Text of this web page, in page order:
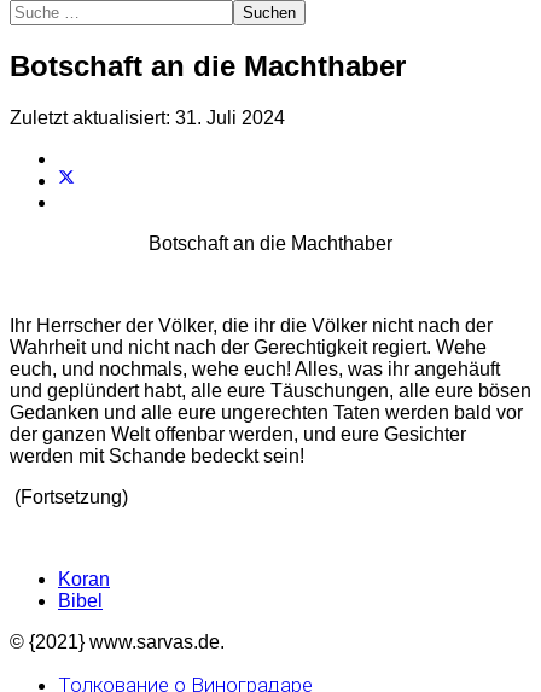
Suchen
Botschaft an die Machthaber
Zuletzt aktualisiert: 31. Juli 2024
Botschaft an die Machthaber
Ihr Herrscher der Völker, die ihr die Völker nicht nach der
Wahrheit und nicht nach der Gerechtigkeit regiert. Wehe
euch, und nochmals, wehe euch! Alles, was ihr angehäuft
und geplündert habt, alle eure Täuschungen, alle eure bösen
Gedanken und alle eure ungerechten Taten werden bald vor
der ganzen Welt offenbar werden, und eure Gesichter
werden mit Schande bedeckt sein!
(Fortsetzung)
Koran
Bibel
© {2021} www.sarvas.de.
Толкование о Виноградаре